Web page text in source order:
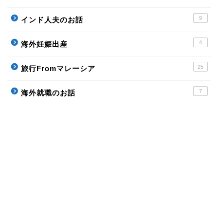
インド人夫のお話 9
海外妊娠出産 4
旅行Fromマレーシア 25
海外就職のお話 7